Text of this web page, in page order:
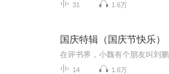
31 1.6万
国庆特辑（国庆节快乐）
14 1.6万